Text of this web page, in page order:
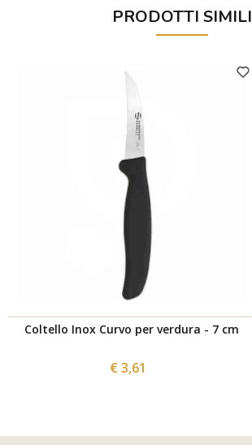
PRODOTTI SIMILI
Coltello Inox Curvo per verdura - 7 cm
€ 3,61